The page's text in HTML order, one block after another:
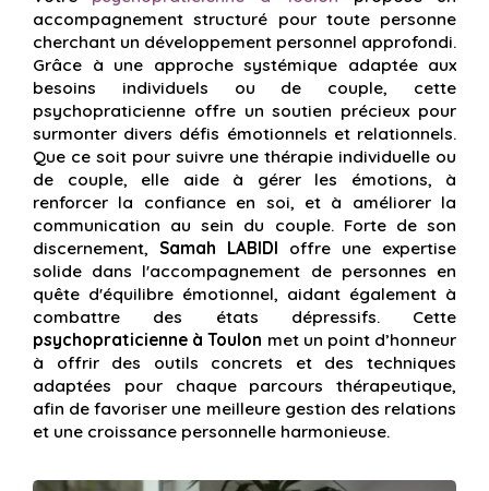
accompagnement structuré pour toute personne
cherchant un développement personnel approfondi.
Grâce à une approche systémique adaptée aux
besoins individuels ou de couple, cette
psychopraticienne offre un soutien précieux pour
surmonter divers défis émotionnels et relationnels.
Que ce soit pour suivre une thérapie individuelle ou
de couple, elle aide à gérer les émotions, à
renforcer la confiance en soi, et à améliorer la
communication au sein du couple. Forte de son
discernement, Samah LABIDI offre une expertise
solide dans l'accompagnement de personnes en
quête d'équilibre émotionnel, aidant également à
combattre des états dépressifs. Cette
psychopraticienne à Toulon met un point d’honneur
à offrir des outils concrets et des techniques
adaptées pour chaque parcours thérapeutique,
afin de favoriser une meilleure gestion des relations
et une croissance personnelle harmonieuse.